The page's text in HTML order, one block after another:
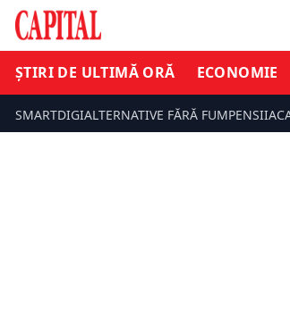
ȘTIRI DE ULTIMĂ ORĂ ECONOMIE
SMARTDIGIALTERNATIVE FĂRĂ FUMPENSII